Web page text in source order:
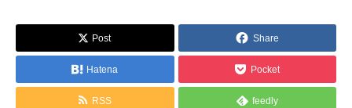
Post Share
Hatena Pocket
RSS feedly